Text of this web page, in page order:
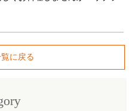
に戻る